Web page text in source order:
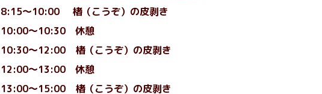
8:15～10:00 楮（こうぞ）の皮剥き
10:00～10:30 休憩
10:30～12:00 楮（こうぞ）の皮剥き
12:00～13:00 休憩
13:00～15:00 楮（こうぞ）の皮剥き